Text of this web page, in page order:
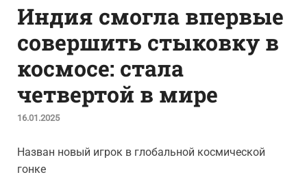
Индия смогла впервые
совершить стыковку в
космосе: стала
четвертой в мире
16.01.2025
Назван новый игрок в глобальной космической
гонке